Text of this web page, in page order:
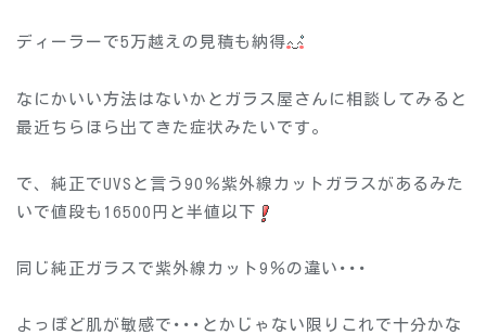
ディーラーで5万越えの見積も納得
なにかいい方法はないかとガラス屋さんに相談してみると
最近ちらほら出てきた症状みたいです。
で、純正でUVSと言う90％紫外線カットガラスがあるみた
いで値段も16500円と半値以下
同じ純正ガラスで紫外線カット9％の違い･･･
よっぽど肌が敏感で･･･とかじゃない限りこれで十分かな